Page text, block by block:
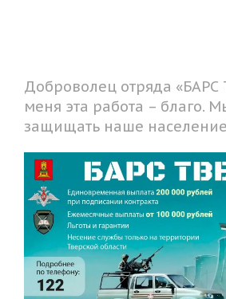
Доброволец отряда «БАРС
меня эта работа – благо.
защищать наше население